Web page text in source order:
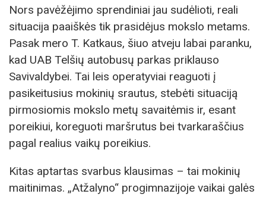
Nors pavėžėjimo sprendiniai jau sudėlioti, reali
situacija paaiškės tik prasidėjus mokslo metams.
Pasak mero T. Katkaus, šiuo atveju labai paranku,
kad UAB Telšių autobusų parkas priklauso
Savivaldybei. Tai leis operatyviai reaguoti į
pasikeitusius mokinių srautus, stebėti situaciją
pirmosiomis mokslo metų savaitėmis ir, esant
poreikiui, koreguoti maršrutus bei tvarkaraščius
pagal realius vaikų poreikius.
Kitas aptartas svarbus klausimas – tai mokinių
maitinimas. „Atžalyno“ progimnazijoje vaikai galės